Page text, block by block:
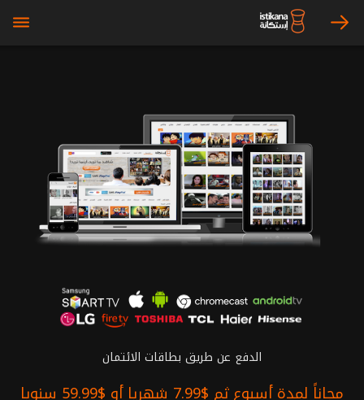
arrow_right
bars
الدفع عن طريق بطاقات الائتمان
مجاناً لمدة أسبوع ثم $7.99 شهريا أو $59.99 سنويا